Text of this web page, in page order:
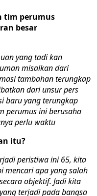
tim perumus
besar
yang tadi kan
misalkan dari
tambahan terungkap
dari unsur pers
baru yang terungkap
perumus ini berusaha
perlu waktu
itu?
peristiwa ini 65, kita
mencari apa yang salah
objektif. Jadi kita
terjadi pada bangsa